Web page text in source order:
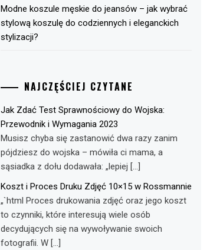
Modne koszule męskie do jeansów – jak wybrać
stylową koszulę do codziennych i eleganckich
stylizacji?
NAJCZĘŚCIEJ CZYTANE
Jak Zdać Test Sprawnościowy do Wojska:
Przewodnik i Wymagania 2023
Musisz chyba się zastanowić dwa razy zanim
pójdziesz do wojska – mówiła ci mama, a
sąsiadka z dołu dodawała: „lepiej […]
Koszt i Proces Druku Zdjęć 10×15 w Rossmannie
„`html Proces drukowania zdjęć oraz jego koszt
to czynniki, które interesują wiele osób
decydujących się na wywoływanie swoich
fotografii. W […]